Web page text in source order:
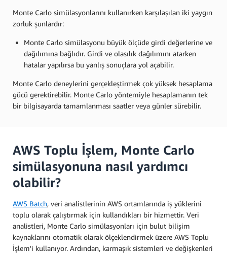
Monte Carlo simülasyonlarını kullanırken karşılaşılan iki yaygın
zorluk şunlardır:
Monte Carlo simülasyonu büyük ölçüde girdi değerlerine ve
dağılımına bağlıdır. Girdi ve olasılık dağılımını atarken
hatalar yapılırsa bu yanlış sonuçlara yol açabilir.
Monte Carlo deneylerini gerçekleştirmek çok yüksek hesaplama
gücü gerektirebilir. Monte Carlo yöntemiyle hesaplamanın tek
bir bilgisayarda tamamlanması saatler veya günler sürebilir.
AWS Toplu İşlem, Monte Carlo
simülasyonuna nasıl yardımcı
olabilir?
AWS Batch, veri analistlerinin AWS ortamlarında iş yüklerini
toplu olarak çalıştırmak için kullandıkları bir hizmettir. Veri
analistleri, Monte Carlo simülasyonları için bulut bilişim
kaynaklarını otomatik olarak ölçeklendirmek üzere AWS Toplu
İşlem'i kullanıyor. Ardından, karmaşık sistemleri ve değişkenleri